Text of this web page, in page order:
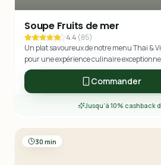
Soupe Fruits de mer
4.4 (85)
Un plat savoureux de notre menu Thai &
pour une expérience culinaire
Commander
Jusqu'à 10% cashback
30 min